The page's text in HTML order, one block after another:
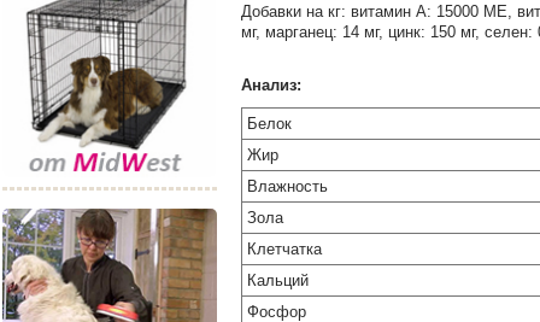
Добавки на кг: витамин А: 15000 МЕ,
мг, марганец: 14 мг, цинк: 150 мг,
Анализ:
Белок
Жир
Влажность
Зола
Клетчатка
Кальций
Фосфор